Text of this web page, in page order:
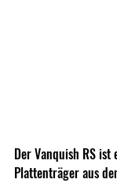
Der Vanquish RS ist
Plattenträger aus